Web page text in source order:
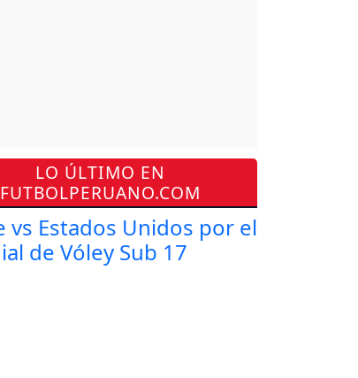
LO ÚLTIMO EN
FUTBOLPERUANO.COM